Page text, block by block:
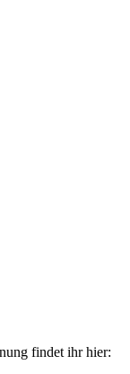
findet ihr hier: